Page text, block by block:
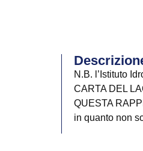
N.B. l’Istituto
CARTA DEL
QUESTA
in quanto non